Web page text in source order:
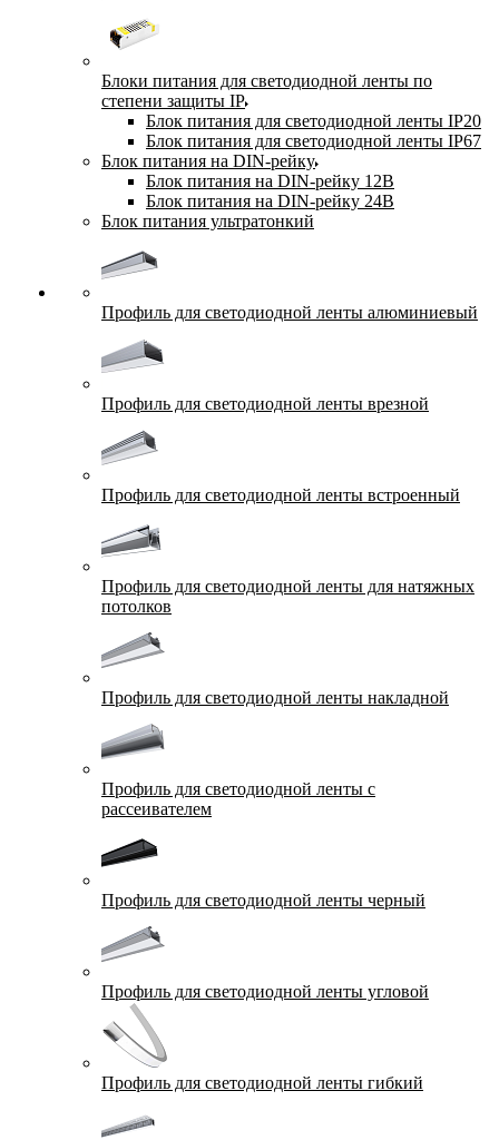
Блоки питания для светодиодной ленты по
степени защиты IP
Блок питания для светодиодной ленты IP20
Блок питания для светодиодной ленты IP67
Блок питания на DIN-рейку
Блок питания на DIN-рейку 12В
Блок питания на DIN-рейку 24В
Блок питания ультратонкий
Профиль для светодиодной ленты алюминиевый
Профиль для светодиодной ленты врезной
Профиль для светодиодной ленты встроенный
Профиль для светодиодной ленты для натяжных
потолков
Профиль для светодиодной ленты накладной
Профиль для светодиодной ленты с
рассеивателем
Профиль для светодиодной ленты черный
Профиль для светодиодной ленты угловой
Профиль для светодиодной ленты гибкий